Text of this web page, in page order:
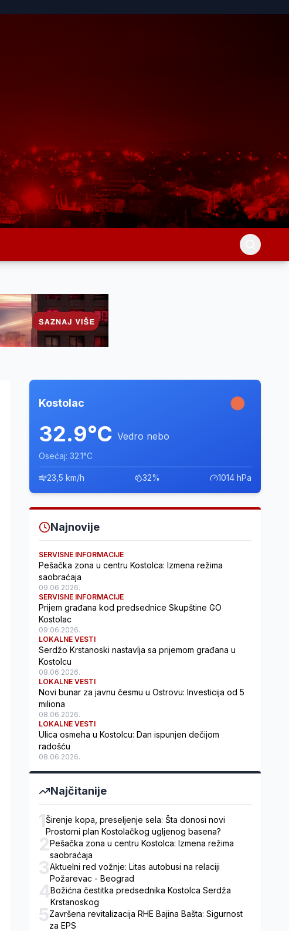
Kostolac
32.9°C Vedro nebo
Osećaj: 32.1°C
23,5 km/h 32% 1014 hPa
Najnovije
SERVISNE INFORMACIJE
Pešačka zona u centru Kostolca: Izmena režima
saobraćaja
09.06.2026.
SERVISNE INFORMACIJE
Prijem građana kod predsednice Skupštine GO
Kostolac
09.06.2026.
LOKALNE VESTI
Serdžo Krstanoski nastavlja sa prijemom građana u
Kostolcu
08.06.2026.
LOKALNE VESTI
Novi bunar za javnu česmu u Ostrovu: Investicija od 5
miliona
08.06.2026.
LOKALNE VESTI
Ulica osmeha u Kostolcu: Dan ispunjen dečijom
radošću
08.06.2026.
Najčitanije
1Širenje kopa, preseljenje sela: Šta donosi novi
Prostorni plan Kostolačkog ugljenog basena?
2Pešačka zona u centru Kostolca: Izmena režima
saobraćaja
3Aktuelni red vožnje: Litas autobusi na relaciji
Požarevac - Beograd
4Božićna čestitka predsednika Kostolca Serdža
Krstanoskog
5Završena revitalizacija RHE Bajina Bašta: Sigurnost
za EPS